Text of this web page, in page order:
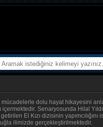
mücadelerle dolu hayat hikayesini
Senaryosunda Hilal
El Kızı dizisinin
ilimizde gerçekleştirilmektedir.